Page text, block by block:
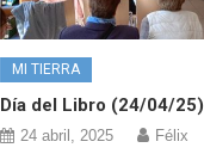
MI TIERRA
Día del Libro (24/04/25)
24 abril, 2025 Félix